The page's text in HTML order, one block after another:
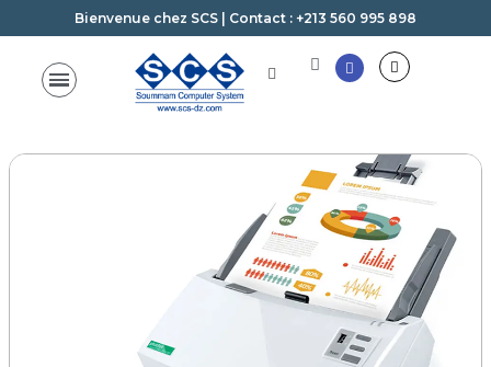
Bienvenue chez SCS | Contact : +213 560 995 898